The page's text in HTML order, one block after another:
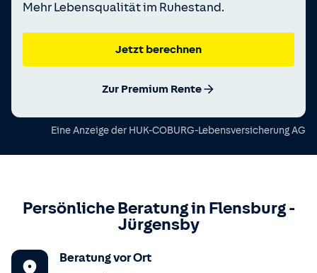
Mehr Lebensqualität im Ruhestand.
Jetzt berechnen
Zur Premium Rente
Eine Anzeige der HUK-COBURG-Lebensversicherung AG
Persönliche Beratung in Flensburg -
Jürgensby
Beratung vor Ort